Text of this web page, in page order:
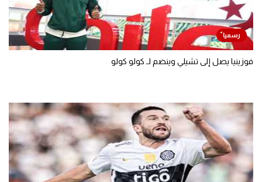
فوزينيا يصل إلى تشيلي وينضم لـ كولو كولو